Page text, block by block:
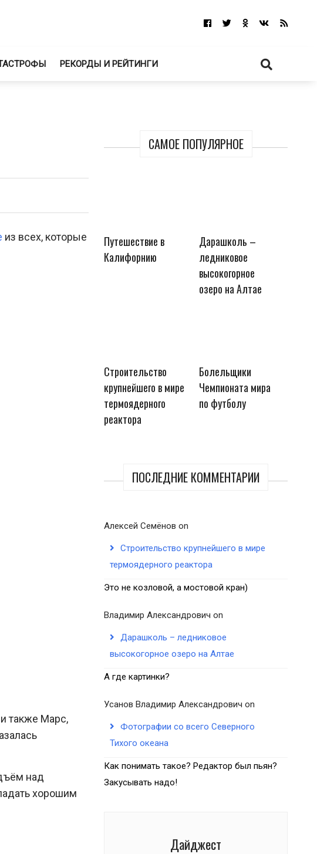
РЕКОРДЫ И РЕЙТИНГИ
САМОЕ ПОПУЛЯРНОЕ
Путешествие в
Калифорнию
Дарашколь –
ледниковое
высокогорное
озеро на Алтае
Строительство
крупнейшего в мире
термоядерного
реактора
Болельщики
Чемпионата мира
по футболу
ПОСЛЕДНИЕ КОММЕНТАРИИ
Алексей Семёнов on
Строительство крупнейшего в мире
термоядерного реактора
Это не козловой, а мостовой кран)
Владимир Александрович on
Дарашколь – ледниковое
высокогорное озеро на Алтае
А где картинки?
Усанов Владимир Александрович on
Фотографии со всего Северного
Тихого океана
Как понимать такое? Редактор был пьян?
Закусывать надо!
Дайджест
из всех, которые
также Марс,
над
хорошим